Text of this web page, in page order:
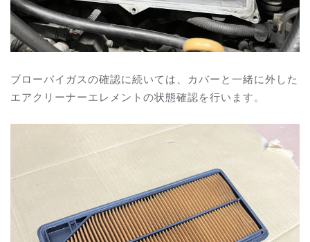
ブローバイガスの確認に続いては、カバーと一緒に外した
エアクリーナーエレメントの状態確認を行います。